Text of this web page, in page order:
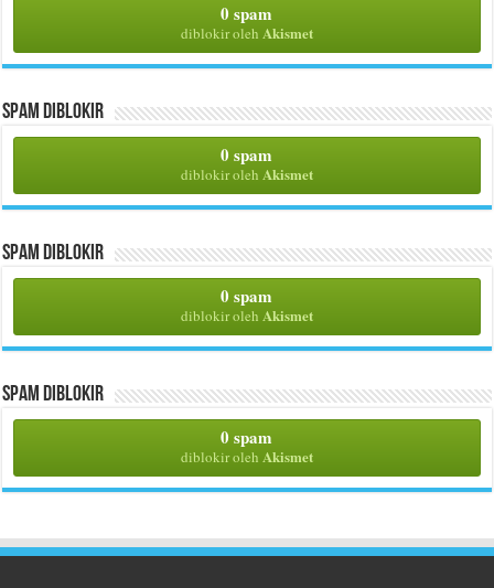
0 spam
diblokir oleh Akismet
Spam Diblokir
0 spam
diblokir oleh Akismet
Spam Diblokir
0 spam
diblokir oleh Akismet
Spam Diblokir
0 spam
diblokir oleh Akismet